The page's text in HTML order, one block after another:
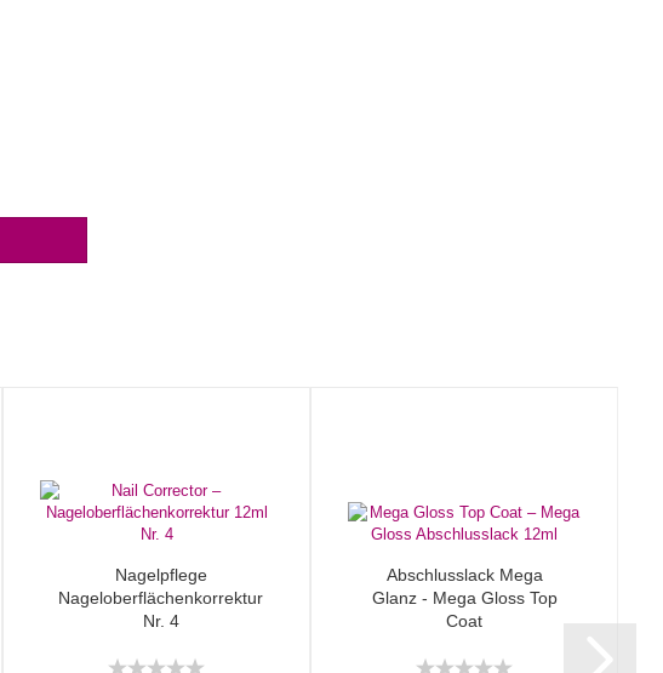
Nagelpflege
Nageloberflächenkorrektur
Nr. 4
Abschlusslack Mega
Glanz - Mega Gloss Top
Coat